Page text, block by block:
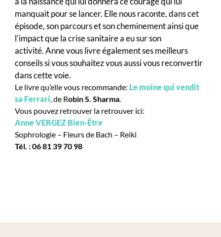
manquait pour se lancer. Elle nous raconte, dans cet
épisode, son parcours et son cheminement ainsi que
l’impact que la crise sanitaire a eu sur son
activité.Anne vous livre également ses meilleurs
conseils si vous souhaitez vous aussi vous reconvertir
dans cette voie.
Le livre qu’elle vous recommande: Le moine qui vendit
sa Ferrari, de Robin S. Sharma.
Vous pouvez retrouver la retrouver ici:
Anne VERGEZ Bien-Être
Sophrologie – Fleurs de Bach – Reiki
Tél. : 06 81 39 70 98